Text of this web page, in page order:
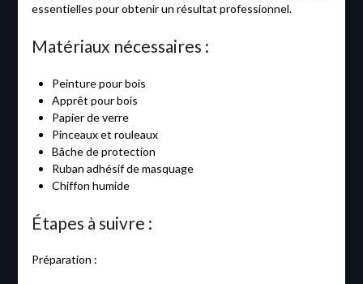
essentielles pour obtenir un résultat professionnel.
Matériaux nécessaires :
Peinture pour bois
Apprêt pour bois
Papier de verre
Pinceaux et rouleaux
Bâche de protection
Ruban adhésif de masquage
Chiffon humide
Étapes à suivre :
Préparation :